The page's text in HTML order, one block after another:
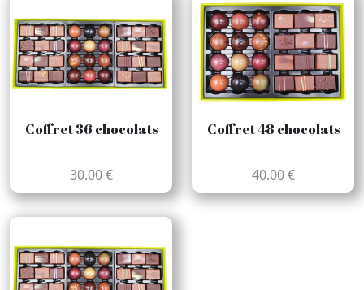
Coffret 36 chocolats
30.00 €
Coffret 48 chocolats
40.00 €